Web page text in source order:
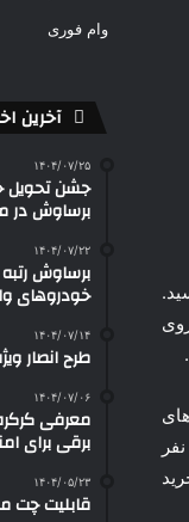
به پایان رسید.
در دور قبل از هر ۱۹ نفر یک نفر
وام فوری
آخرین
۱۴۰۴/۰۷/۲۵
جشن تحویل
برساوش در
۱۴۰۴/۰۷/۲۲
برساوش
خودروهای
۱۴۰۴/۰۷/۱۴
طرح انصار ویژه سربازان
۱۴۰۴/۰۷/۰۶
برقی برای
۱۴۰۴/۰۵/۲۳
قابلیت